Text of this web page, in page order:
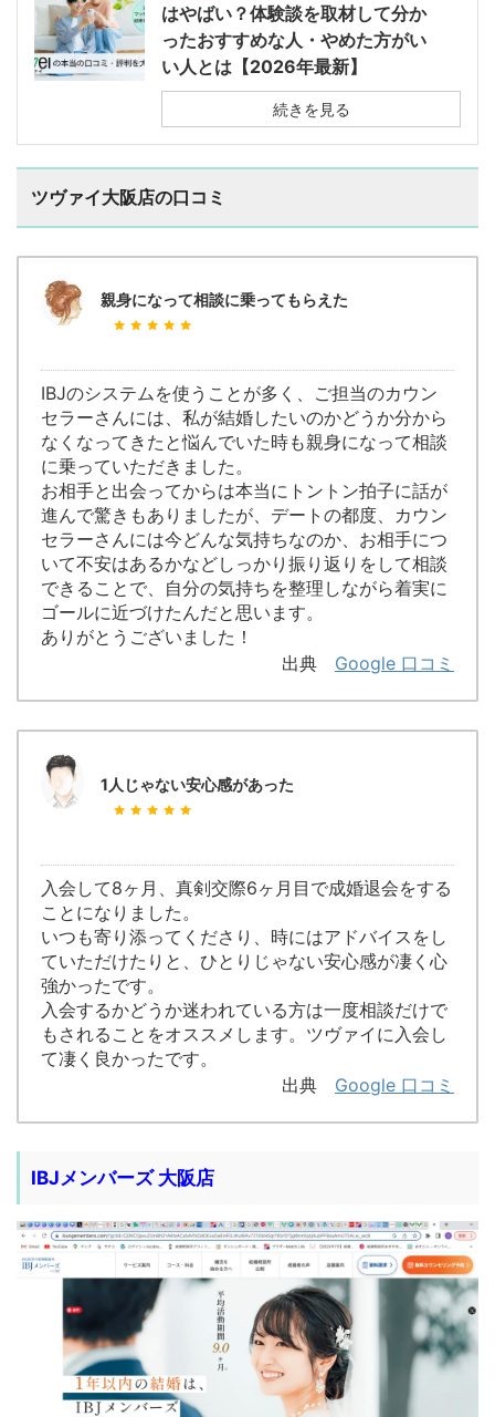
はやばい？体験談を取材して分か
ったおすすめな人・やめた方がい
い人とは【2026年最新】
続きを見る
ツヴァイ大阪店の口コミ
親身になって相談に乗ってもらえた
IBJのシステムを使うことが多く、ご担当のカウン
セラーさんには、私が結婚したいのかどうか分から
なくなってきたと悩んでいた時も親身になって相談
に乗っていただきました。
お相手と出会ってからは本当にトントン拍子に話が
進んで驚きもありましたが、デートの都度、カウン
セラーさんには今どんな気持ちなのか、お相手につ
いて不安はあるかなどしっかり振り返りをして相談
できることで、自分の気持ちを整理しながら着実に
ゴールに近づけたんだと思います。
ありがとうございました！
出典 Google 口コミ
1人じゃない安心感があった
入会して8ヶ月、真剣交際6ヶ月目で成婚退会をする
ことになりました。
いつも寄り添ってくださり、時にはアドバイスをし
ていただけたりと、ひとりじゃない安心感が凄く心
強かったです。
入会するかどうか迷われている方は一度相談だけで
もされることをオススメします。ツヴァイに入会し
て凄く良かったです。
出典 Google 口コミ
IBJメンバーズ 大阪店